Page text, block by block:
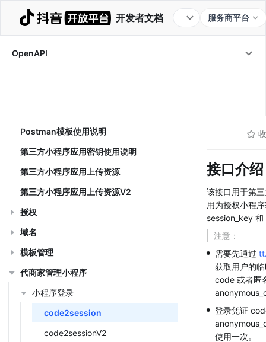
开发者文档 服务商平台
OpenAPI
代开发生活服务商家应用
Postman模板使用说明
第三方小程序应用密钥使用说明
第三方小程序应用上传资源
第三方小程序应用上传资源V2
授权
域名
模板管理
代商家管理小程序
小程序登录
code2session
code2sessionV2
接口介绍
该接口用于第
用为授权小程
session_key
注意：
• 需要先通过
获取用户的
code 或者匿
• 登录凭证
使用一次。